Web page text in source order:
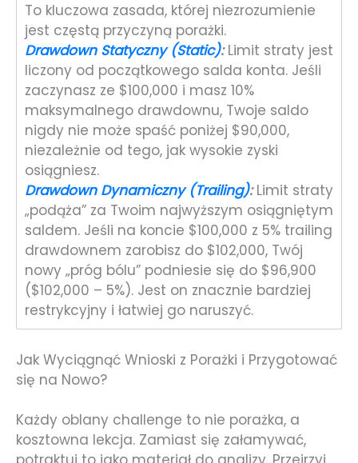
To kluczowa zasada, której niezrozumienie
jest częstą przyczyną porażki.
Drawdown Statyczny (Static):Limit straty jest
liczony od początkowego salda konta. Jeśli
zaczynasz ze $100,000 i masz 10%
maksymalnego drawdownu, Twoje saldo
nigdy nie może spaść poniżej $90,000,
niezależnie od tego, jak wysokie zyski
osiągniesz.
Drawdown Dynamiczny (Trailing):Limit straty
„podąża” za Twoim najwyższym osiągniętym
saldem. Jeśli na koncie $100,000 z 5% trailing
drawdownem zarobisz do $102,000, Twój
nowy „próg bólu” podniesie się do $96,900
($102,000 – 5%). Jest on znacznie bardziej
restrykcyjny i łatwiej go naruszyć.
Jak Wyciągnąć Wnioski z Porażki i Przygotować
się na Nowo?
Każdy oblany challenge to nie porażka, a
kosztowna lekcja. Zamiast się załamywać,